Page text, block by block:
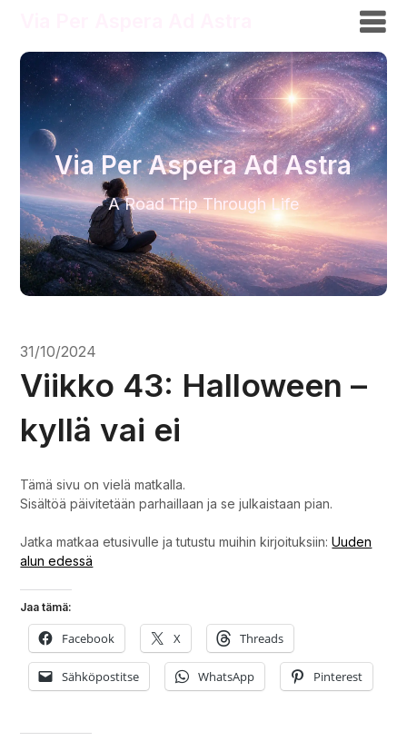
Via Per Aspera Ad Astra
A Road Trip Through Life
31/10/2024
Viikko 43: Halloween –
kyllä vai ei
Tämä sivu on vielä matkalla.
Sisältöä päivitetään parhaillaan ja se julkaistaan pian.
Jatka matkaa etusivulle ja tutustu muihin kirjoituksiin:Uuden
alun edessä
Jaa tämä:
Facebook X Threads
Sähköpostitse WhatsApp Pinterest